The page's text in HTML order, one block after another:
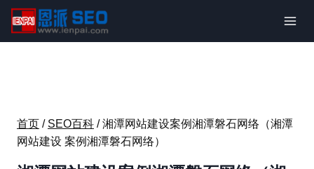
内
首页 / SEO百科 / 湘潭网站建设案例湘潭磐石网络（湘潭
网站建设 案例湘潭磐石网络）